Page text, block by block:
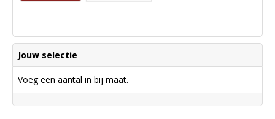
Jouw selectie
Voeg een aantal in bij maat.